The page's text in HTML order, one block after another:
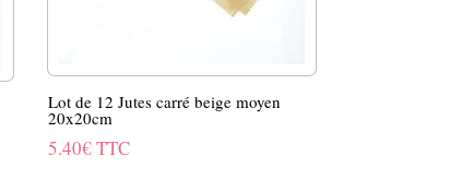
Lot de 12 Jutes carré beige moyen
20x20cm
5.40€TTC